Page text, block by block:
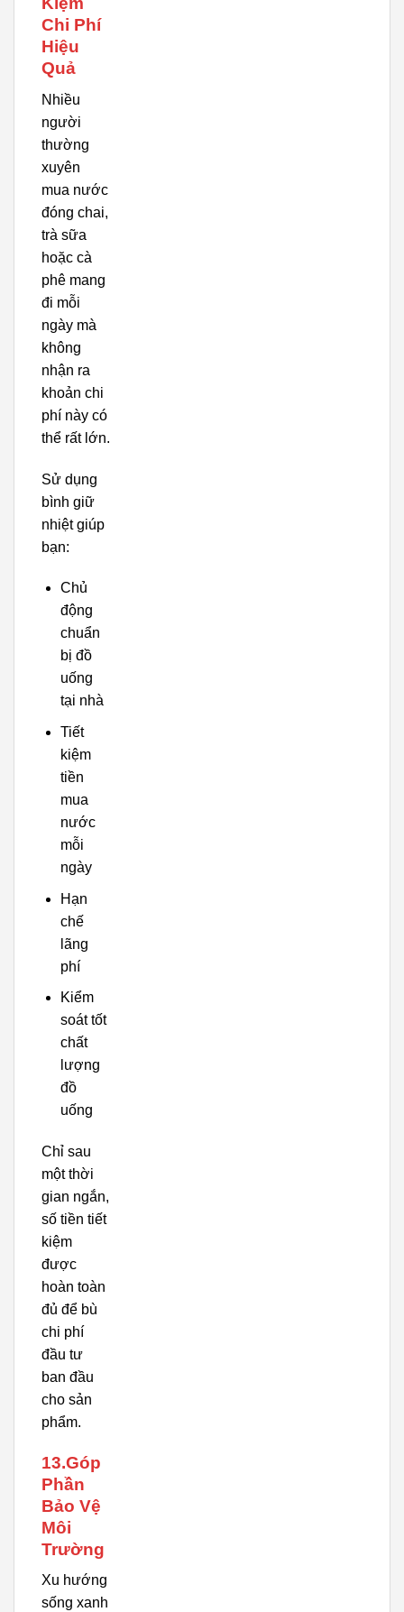
Chi Phí
Hiệu
Quả
Nhiều
người
thường
xuyên
mua nước
đóng chai,
trà sữa
hoặc cà
phê mang
đi mỗi
ngày mà
không
nhận ra
khoản chi
phí này có
thể rất lớn.
Sử dụng
bình giữ
nhiệt giúp
bạn:
Chủ
động
chuẩn
bị đồ
uống
tại nhà
Tiết
kiệm
tiền
mua
nước
mỗi
ngày
Hạn
chế
lãng
phí
Kiểm
soát tốt
chất
lượng
đồ
uống
Chỉ sau
một thời
gian ngắn,
số tiền tiết
kiệm
được
hoàn toàn
đủ để bù
chi phí
đầu tư
ban đầu
cho sản
phẩm.
13.Góp
Phần
Bảo Vệ
Môi
Trường
Xu hướng
sống xanh